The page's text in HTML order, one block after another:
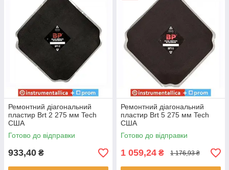
Ремонтний діагональний
пластир Вrt 2 275 мм Tech
США
Готово до відправки
933,40 ₴
Ремонтний діагональний
пластир Вrt 5 275 мм Tech
США
Готово до відправки
1 059,24 ₴ 1 176,93 ₴